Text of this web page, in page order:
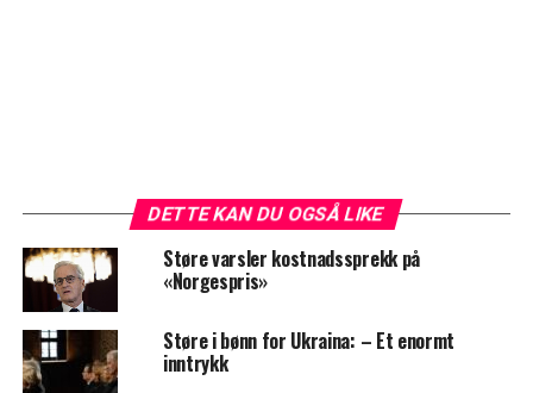
DETTE KAN DU OGSÅ LIKE
Støre varsler kostnadssprekk på
«Norgespris»
Støre i bønn for Ukraina: – Et enormt
inntrykk